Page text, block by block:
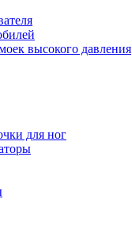
высокого давления
для ног